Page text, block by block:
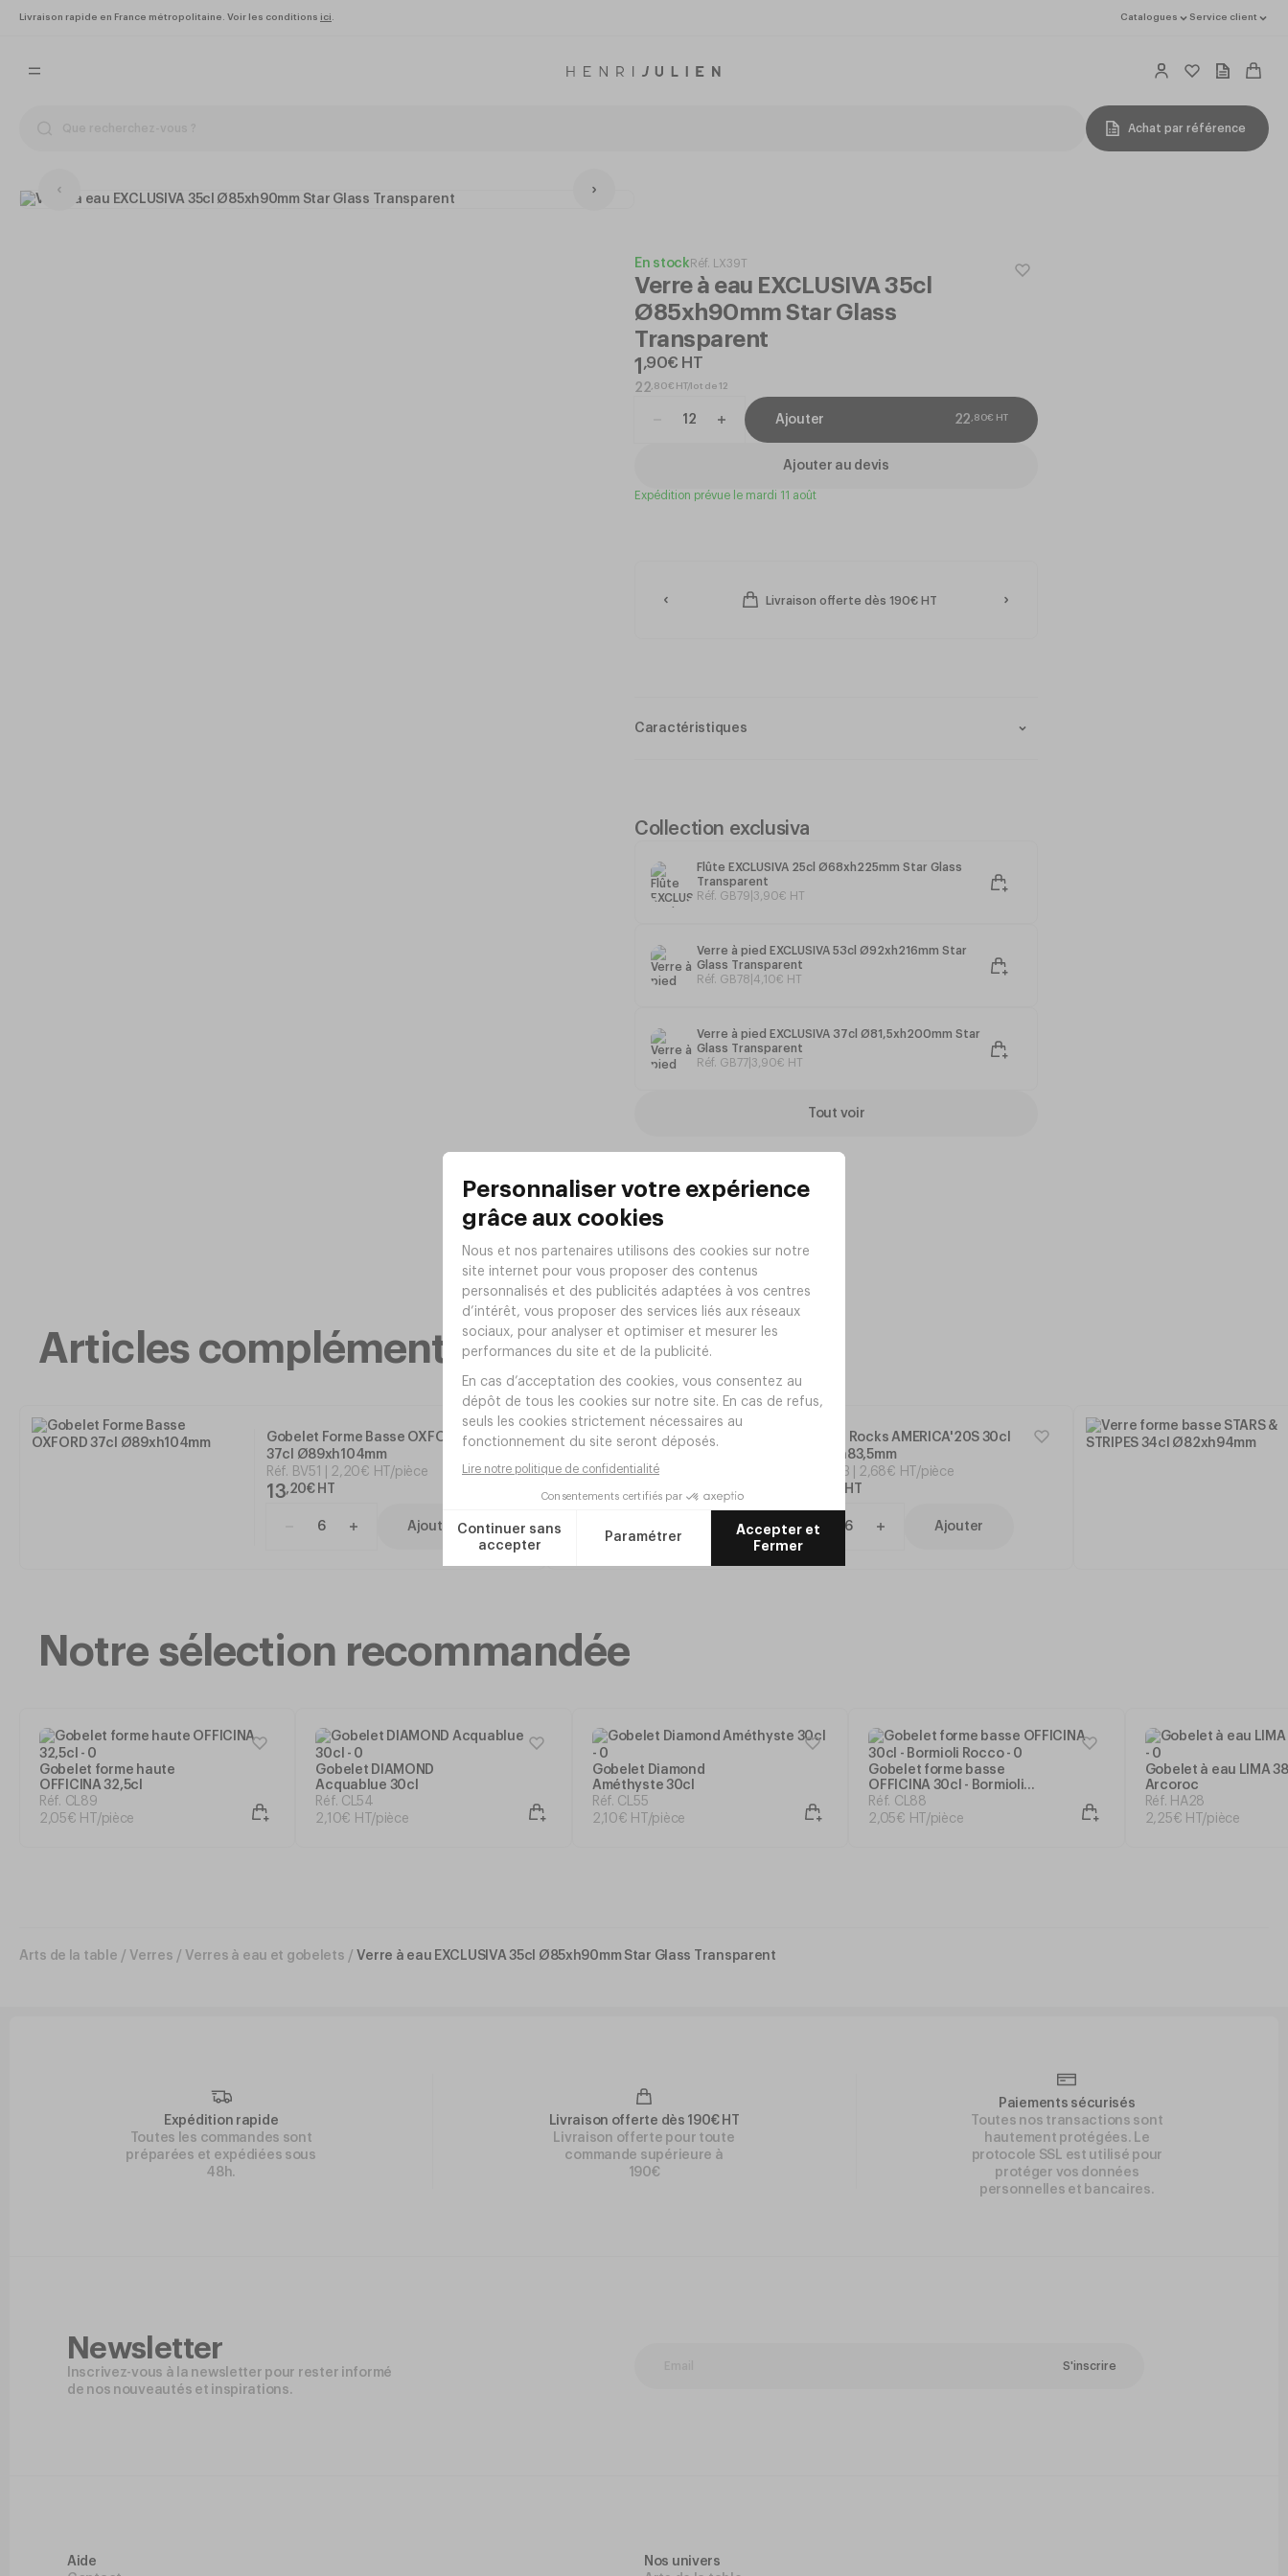
Livraison rapide en France métropolitaine. Voir les conditions ici . Catalogues Service client
Achat par référence
En stock Réf. LX39T
Verre à eau EXCLUSIVA 35cl
Ø85xh90mm Star Glass
Transparent
1 ,90€ HT
22 80€ HT/lot de 12
Ajouter 22 80€ HT
Ajouter au devis
Expédition prévue le mardi 11 août
Livraison offerte dès 190€ HT
Caractéristiques
Dimensions : Ø85 x h90 mm
Collection exclusiva
Flûte EXCLUSIVA 25cl Ø68xh225mm Star Glass
Transparent
Réf. GB79 3 90€ HT
Verre à pied EXCLUSIVA 53cl Ø92xh216mm Star
Glass Transparent
Réf. GB78 4 10€ HT
Verre à pied EXCLUSIVA 37cl Ø81,5xh200mm Star
Glass Transparent
Réf. GB77 3 90€ HT
Tout voir
Articles complémentaires
Gobelet Forme Basse OXFORD
37cl Ø89xh104mm
Réf. BV51 2,20€ HT/pièce
13,20€ HT
Ajouter
Gobelet Rocks AMERICA'20S 30cl
Ø83,5xh83,5mm
AL23 2,68€ HT/pièce
HT
Ajouter
Notre sélection recommandée
Gobelet forme haute
OFFICINA 32,5cl
Réf. CL89
2 05€ HT/pièce
Gobelet DIAMOND
Acquablue 30cl
Réf. CL54
2 10€ HT/pièce
Gobelet Diamond
Améthyste 30cl
Réf. CL55
2 10€ HT/pièce
Gobelet forme basse
OFFICINA 30cl - Bormioli
Rocco
Réf. CL88
2 05€ HT/pièce
Gobelet à eau LIMA
Arcoroc
Réf. HA28
2 25€ HT/pièce
Arts de la table / Verres / Verres à eau et gobelets / Verre à eau EXCLUSIVA 35cl Ø85xh90mm Star Glass Transparent
Expédition rapide
Toutes les commandes sont
préparées et expédiées sous
48h.
Livraison offerte dès 190€ HT
Livraison offerte pour toute
commande supérieure à
190€
Paiements sécurisés
Toutes nos transactions sont
hautement protégées. Le
protocole SSL est utilisé pour
protéger vos données
personnelles et bancaires.
Newsletter
Inscrivez-vous à la newsletter pour rester informé
de nos nouveautés et inspirations.
S'inscrire
Aide
Nos univers